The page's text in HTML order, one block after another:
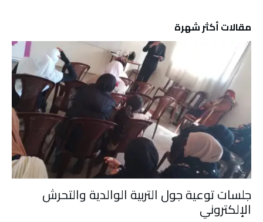
مقالات أكثر شهرة
جلسات توعية جول التربية الوالدية والتحرش
الإلكتروني